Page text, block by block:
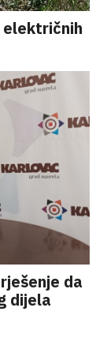
električnih
da
dijela